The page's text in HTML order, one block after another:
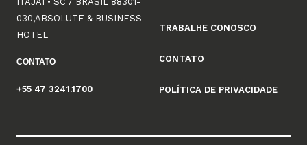
030,ABSOLUTE & BUSINESS
HOTEL
CONTATO
+55 47 3241.1700
TRABALHE CONOSCO
CONTATO
POLÍTICA DE PRIVACIDADE